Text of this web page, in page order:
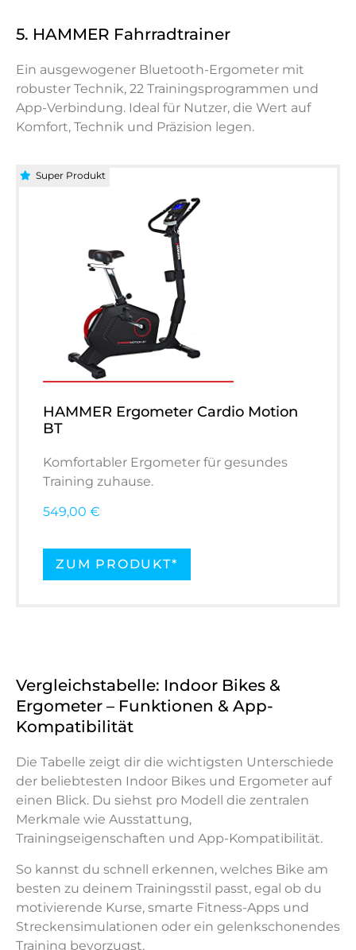
5. HAMMER Fahrradtrainer
Ein ausgewogener Bluetooth-Ergometer mit
robuster Technik, 22 Trainingsprogrammen und
App-Verbindung. Ideal für Nutzer, die Wert auf
Komfort, Technik und Präzision legen.
HAMMER Ergometer Cardio Motion
BT
Komfortabler Ergometer für gesundes
Training zuhause.
549,00 €
ZUM PRODUKT*
Super Produkt
Vergleichstabelle: Indoor Bikes &
Ergometer – Funktionen & App-
Kompatibilität
Die Tabelle zeigt dir die wichtigsten Unterschiede
der beliebtesten Indoor Bikes und Ergometer auf
einen Blick. Du siehst pro Modell die zentralen
Merkmale wie Ausstattung,
Trainingseigenschaften und App-Kompatibilität.
So kannst du schnell erkennen, welches Bike am
besten zu deinem Trainingsstil passt, egal ob du
motivierende Kurse, smarte Fitness-Apps und
Streckensimulationen oder ein gelenkschonendes
Training bevorzugst.